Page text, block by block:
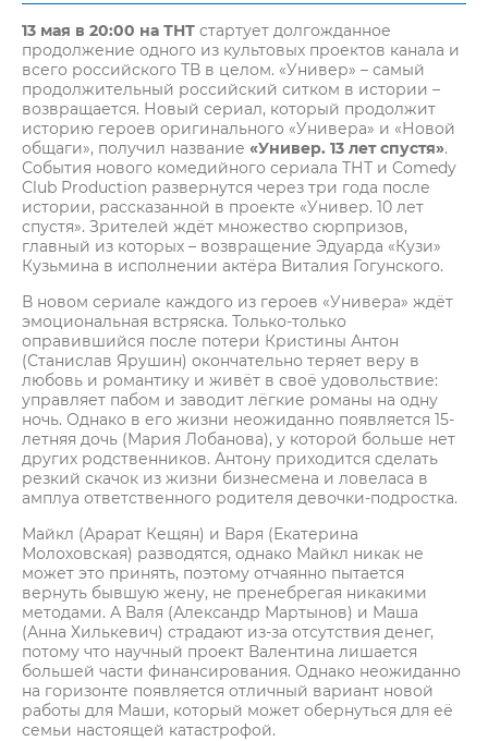
13 мая в 20:00 на ТНТ стартует долгожданное
продолжение одного из культовых проектов канала и
всего российского ТВ в целом. «Универ» – самый
продолжительный российский ситком в истории –
возвращается. Новый сериал, который продолжит
историю героев оригинального «Универа» и «Новой
общаги», получил название «Универ. 13 лет спустя».
События нового комедийного сериала ТНТ и Comedy
Club Production развернутся через три года после
истории, рассказанной в проекте «Универ. 10 лет
спустя». Зрителей ждёт множество сюрпризов,
главный из которых – возвращение Эдуарда «Кузи»
Кузьмина в исполнении актёра Виталия Гогунского.
В новом сериале каждого из героев «Универа» ждёт
эмоциональная встряска. Только-только
оправившийся после потери Кристины Антон
(Станислав Ярушин) окончательно теряет веру в
любовь и романтику и живёт в своё удовольствие:
управляет пабом и заводит лёгкие романы на одну
ночь. Однако в его жизни неожиданно появляется 15-
летняя дочь (Мария Лобанова), у которой больше нет
других родственников. Антону приходится сделать
резкий скачок из жизни бизнесмена и ловеласа в
амплуа ответственного родителя девочки-подростка.
Майкл (Арарат Кещян) и Варя (Екатерина
Молоховская) разводятся, однако Майкл никак не
может это принять, поэтому отчаянно пытается
вернуть бывшую жену, не пренебрегая никакими
методами. А Валя (Александр Мартынов) и Маша
(Анна Хилькевич) страдают из-за отсутствия денег,
потому что научный проект Валентина лишается
большей части финансирования. Однако неожиданно
на горизонте появляется отличный вариант новой
работы для Маши, который может обернуться для её
семьи настоящей катастрофой.